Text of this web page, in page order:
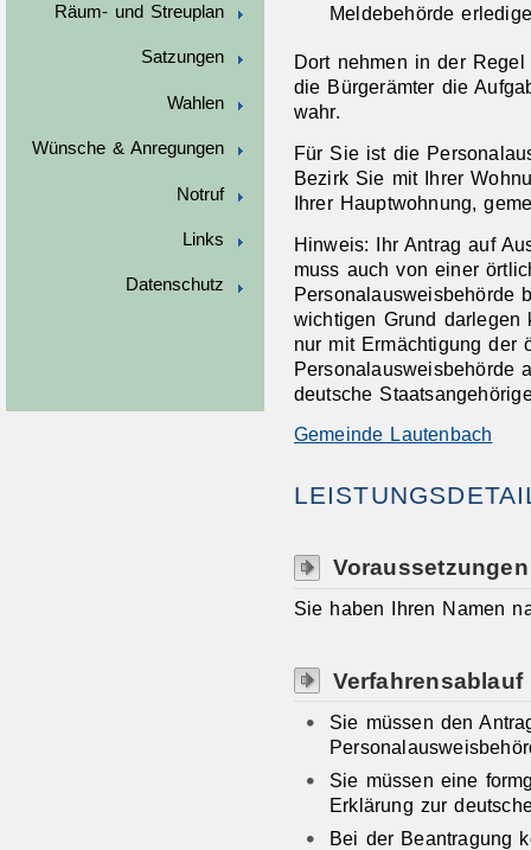
Räum- und Streuplan
Satzungen
Wahlen
Wünsche & Anregungen
Notruf
Links
Datenschutz
Meldebehörde
Dort nehmen in der
die Bürgerämter die
wahr.
Für Sie ist die
Bezirk Sie mit Ihrer
Ihrer Hauptwohnung,
Hinweis: Ihr Antrag auf
muss auch von einer
Personalausweisbehörde
wichtigen Grund darlegen
nur mit Ermächtigung der
Personalausweisbehörde
deutsche
Gemeinde Lautenbach
Voraussetzungen
Sie haben Ihren Namen
Verfahrensablauf
Sie müssen den
Sie müssen eine
Erklärung zur
Bei der Beantragung